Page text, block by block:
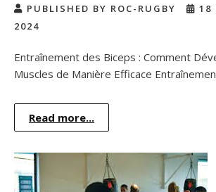
PUBLISHED BY ROC-RUGBY
18
2024
Entraînement des Biceps : Comment
Muscles de Manière Efficace
Read more...